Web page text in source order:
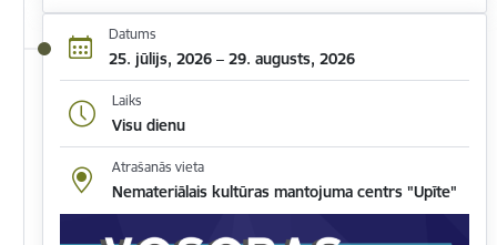
Datums
25. jūlijs, 2026 – 29. augusts, 2026
Laiks
Visu dienu
Atrašanās vieta
Nemateriālais kultūras mantojuma centrs "Upīte"